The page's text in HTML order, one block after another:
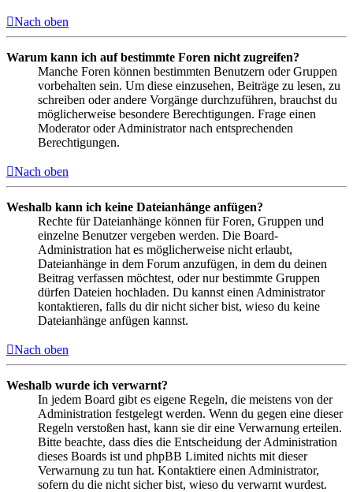
Nach oben
Warum kann ich auf bestimmte Foren nicht zugreifen?
Manche Foren können bestimmten Benutzern oder Gruppen
vorbehalten sein. Um diese einzusehen, Beiträge zu lesen, zu
schreiben oder andere Vorgänge durchzuführen, brauchst du
möglicherweise besondere Berechtigungen. Frage einen
Moderator oder Administrator nach entsprechenden
Berechtigungen.
Nach oben
Weshalb kann ich keine Dateianhänge anfügen?
Rechte für Dateianhänge können für Foren, Gruppen und
einzelne Benutzer vergeben werden. Die Board-
Administration hat es möglicherweise nicht erlaubt,
Dateianhänge in dem Forum anzufügen, in dem du deinen
Beitrag verfassen möchtest, oder nur bestimmte Gruppen
dürfen Dateien hochladen. Du kannst einen Administrator
kontaktieren, falls du dir nicht sicher bist, wieso du keine
Dateianhänge anfügen kannst.
Nach oben
Weshalb wurde ich verwarnt?
In jedem Board gibt es eigene Regeln, die meistens von der
Administration festgelegt werden. Wenn du gegen eine dieser
Regeln verstoßen hast, kann sie dir eine Verwarnung erteilen.
Bitte beachte, dass dies die Entscheidung der Administration
dieses Boards ist und phpBB Limited nichts mit dieser
Verwarnung zu tun hat. Kontaktiere einen Administrator,
sofern du die nicht sicher bist, wieso du verwarnt wurdest.